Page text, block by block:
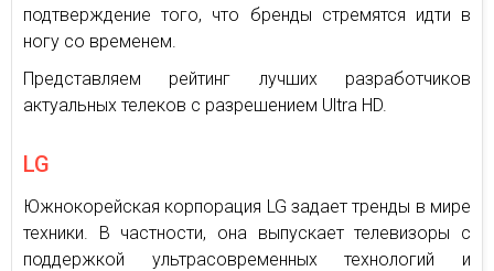
подтверждение того, что бренды стремятся идти в
ногу со временем.
Представляем рейтинг лучших разработчиков
актуальных телеков с разрешением Ultra HD.
LG
Южнокорейская корпорация LG задает тренды в мире
техники. В частности, она выпускает телевизоры с
поддержкой ультрасовременных технологий и